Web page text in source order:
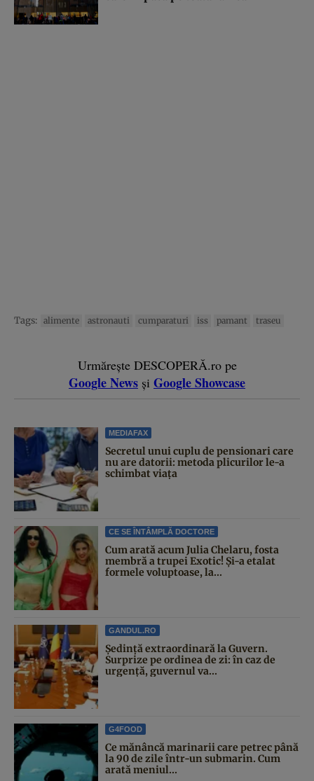
Tags: alimente astronauti cumparaturi iss pamant traseu
Urmărește DESCOPERĂ.ro pe
Google News și Google Showcase
MEDIAFAX
Secretul unui cuplu de pensionari care
nu are datorii: metoda plicurilor le-a
schimbat viața
CE SE ÎNTÂMPLĂ DOCTORE
Cum arată acum Julia Chelaru, fosta
membră a trupei Exotic! Și-a etalat
formele voluptoase, la...
GANDUL.RO
Şedinţă extraordinară la Guvern.
Surprize pe ordinea de zi: în caz de
urgență, guvernul va...
G4FOOD
Ce mănâncă marinarii care petrec până
la 90 de zile într-un submarin. Cum
arată meniul...